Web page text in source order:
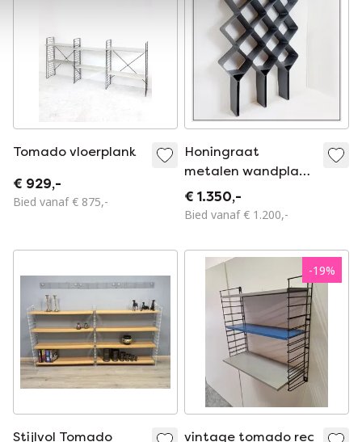
Tomado vloerplank
€ 929,-
Bied vanaf € 875,-
Honingraat
metalen wandplank
- ALBURY design
€ 1.350,-
Bied vanaf € 1.200,-
Stijlvol Tomado
-19%
vintage tomado rec